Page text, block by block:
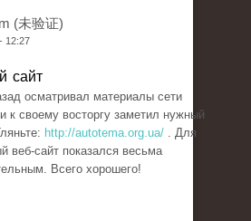
(未验证)
12:27
сайт
осматривал материалы сети
к своему восторгу заметил нужный
http://autotema.org.ua/ . Для
веб-сайт показался весьма
Всего хорошего!